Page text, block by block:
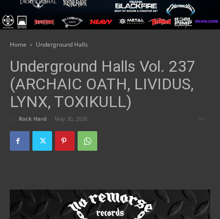
Home Underground Halls
Underground Halls Vol. 237
(ARCHAIC OATH, LIVIDUS,
LYNX, TOXIKULL)
Rock Hard May 30, 2026